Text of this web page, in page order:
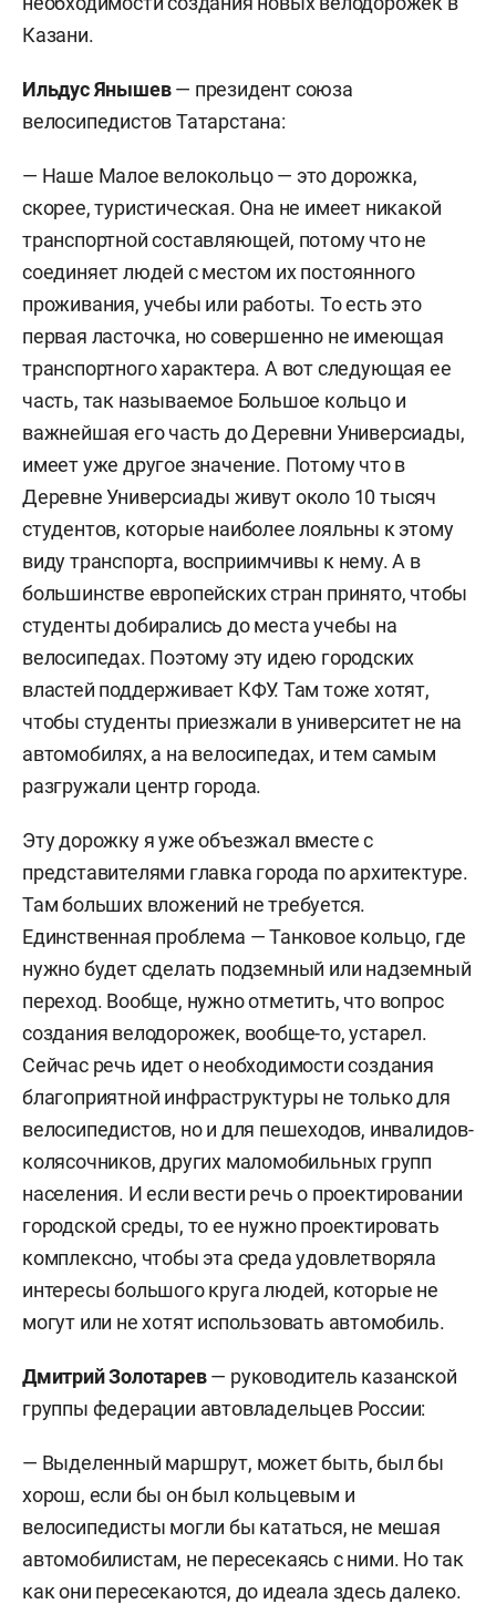
Казани.
Ильдус Янышев— президент союза
велосипедистов Татарстана:
— Наше Малое велокольцо — это дорожка,
скорее, туристическая. Она не имеет никакой
транспортной составляющей, потому что не
соединяет людей с местом их постоянного
проживания, учебы или работы. То есть это
первая ласточка, но совершенно не имеющая
транспортного характера. А вот следующая ее
часть, так называемое Большое кольцо и
важнейшая его часть до Деревни Универсиады,
имеет уже другое значение. Потому что в
Деревне Универсиады живут около 10 тысяч
студентов, которые наиболее лояльны к этому
виду транспорта, восприимчивы к нему. А в
большинстве европейских стран принято, чтобы
студенты добирались до места учебы на
велосипедах. Поэтому эту идею городских
властей поддерживает КФУ. Там тоже хотят,
чтобы студенты приезжали в университет не на
автомобилях, а на велосипедах, и тем самым
разгружали центр города.
Эту дорожку я уже объезжал вместе с
представителями главка города по архитектуре.
Там больших вложений не требуется.
Единственная проблема — Танковое кольцо, где
нужно будет сделать подземный или надземный
переход. Вообще, нужно отметить, что вопрос
создания велодорожек, вообще-то, устарел.
Сейчас речь идет о необходимости создания
благоприятной инфраструктуры не только для
велосипедистов, но и для пешеходов, инвалидов-
колясочников, других маломобильных групп
населения. И если вести речь о проектировании
городской среды, то ее нужно проектировать
комплексно, чтобы эта среда удовлетворяла
интересы большого круга людей, которые не
могут или не хотят использовать автомобиль.
Дмитрий Золотарев— руководитель казанской
группы федерации автовладельцев России:
— Выделенный маршрут, может быть, был бы
хорош, если бы он был кольцевым и
велосипедисты могли бы кататься, не мешая
автомобилистам, не пересекаясь с ними. Но так
как они пересекаются, до идеала здесь далеко.